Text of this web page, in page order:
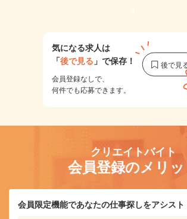
1
気になる求人は
「後で見る 」で保存！
会員登録なしで、
何件でも応募できます。
クリエイトバイト
会員登録のメリッ
会員限定機能であなたの仕事探しをアシスト